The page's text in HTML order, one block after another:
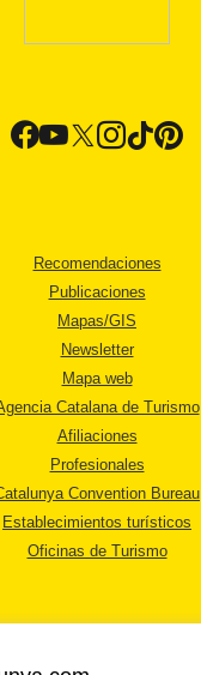
Recomendaciones
Publicaciones
Mapas/GIS
Newsletter
Mapa web
Catalana de Turismo
Afiliaciones
Profesionales
Convention Bureau
Establecimientos turísticos
Oficinas de Turismo